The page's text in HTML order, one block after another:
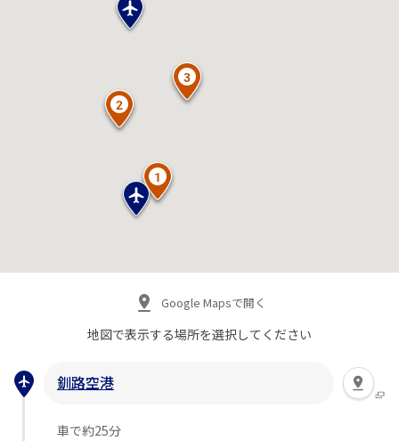
Google Mapsで開く
地図で表示する場所を選択してください
釧路空港
車で約25分